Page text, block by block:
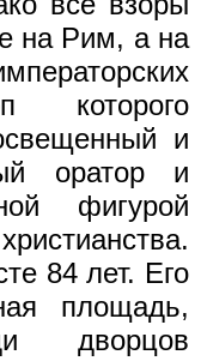
на Рим, а на
которого
и
оратор и
фигурой
84 лет. Его
площадь,
дворцов